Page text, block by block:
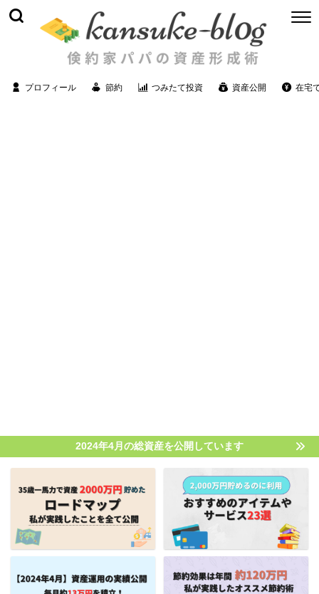
プロフィール 節約 つみたて投資 資産公開 在宅
2024年4月の総資産を公開しています